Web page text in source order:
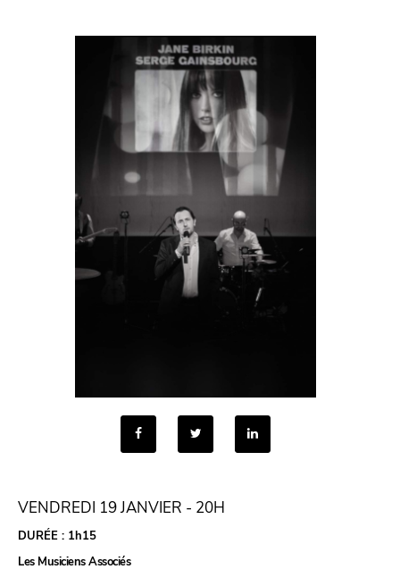
VENDREDI 19 JANVIER - 20H
DURÉE : 1h15
Les Musiciens Associés